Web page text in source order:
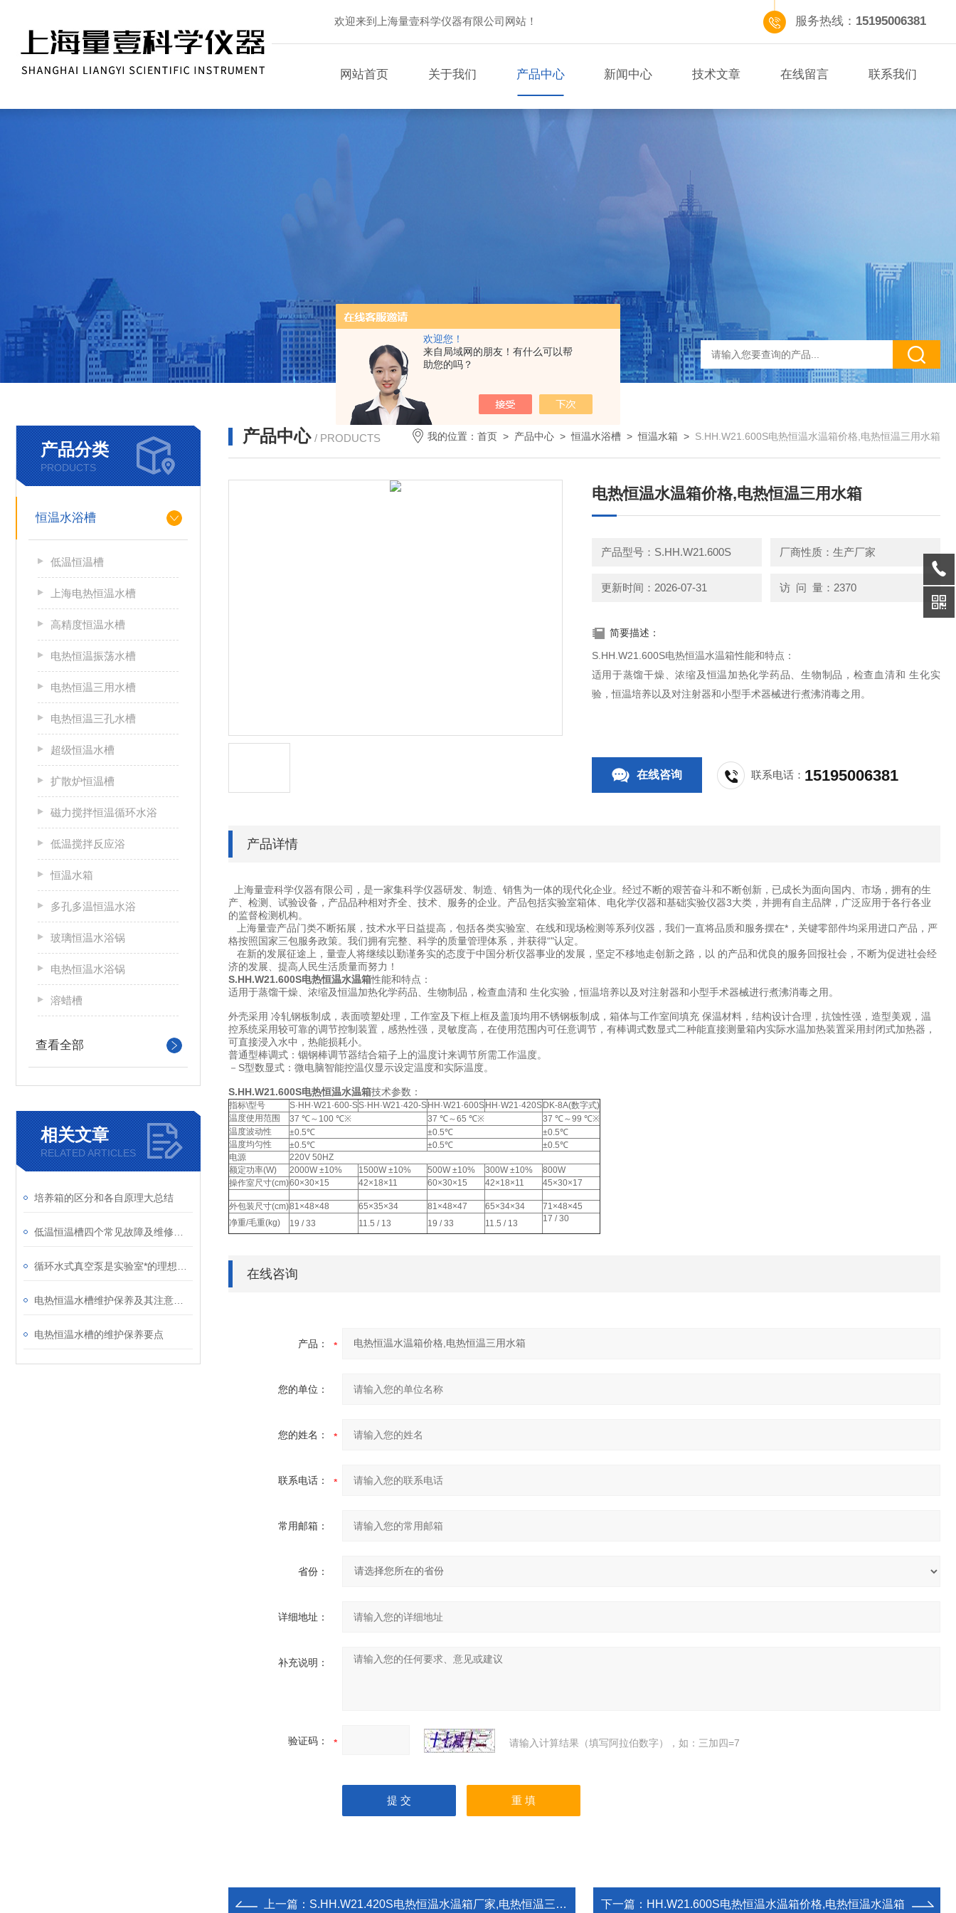
欢迎您！
来自局域网的朋友！有什么可以帮
助您的吗？
欢迎来到上海量壹科学仪器有限公司网站！ 服务热线： 15195006381
网站首页 关于我们 产品中心 新闻中心 技术文章 在线留言 联系我们
产品分类
PRODUCTS
恒温水浴槽
低温恒温槽
上海电热恒温水槽
高精度恒温水槽
电热恒温振荡水槽
电热恒温三用水槽
电热恒温三孔水槽
超级恒温水槽
扩散炉恒温槽
磁力搅拌恒温循环水浴
低温搅拌反应浴
恒温水箱
多孔多温恒温水浴
玻璃恒温水浴锅
电热恒温水浴锅
溶蜡槽
查看全部
相关文章
RELATED ARTICLES
培养箱的区分和各自原理大总结
电热恒温水槽的维护保养要点
产品中心 / PRODUCTS 我的位置： 首页 > 产品中心 >恒温水浴槽 >恒温水箱 > S.HH.W21.600S电热恒温水温箱价格,电热恒温三用水箱
电热恒温水温箱价格,电热恒温三用水箱
产品型号：S.HH.W21.600S 厂商性质：生产厂家
更新时间：2026-07-31 访 问 量：2370
简要描述：
S.HH.W21.600S电热恒温水温箱性能和特点：
适用于蒸馏干燥、浓缩及恒温加热化学药品、生物制品，检查血清和 生化实
验，恒温培养以及对注射器和小型手术器械进行煮沸消毒之用。
在线咨询 联系电话： 15195006381
产品详情
上海量壹科学仪器有限公司，是一家集科学仪器研发、制造、销售为一体的现代化企业。经过不断的艰苦奋斗和不断创新，已成长为面向国内、市场，拥有的生
产、检测、试验设备，产品品种相对齐全、技术、服务的企业。产品包括实验室箱体、电化学仪器和基础实验仪器3大类，并拥有自主品牌，广泛应用于各行各业
的监督检测机构。
上海量壹产品门类不断拓展，技术水平日益提高，包括各类实验室、在线和现场检测等系列仪器，我们一直将品质和服务摆在*，关键零部件均采用进口产品，严
格按照国家三包服务政策。我们拥有完整、科学的质量管理体系，并获得“"认定。
在新的发展征途上，量壹人将继续以勤谨务实的态度于中国分析仪器事业的发展，坚定不移地走创新之路，以 的产品和优良的服务回报社会，不断为促进社会经
济的发展、提高人民生活质量而努力！
S.HH.W21.600S电热恒温水温箱性能和特点：
适用于蒸馏干燥、浓缩及恒温加热化学药品、生物制品，检查血清和 生化实验，恒温培养以及对注射器和小型手术器械进行煮沸消毒之用。
外壳采用 冷轧钢板制成，表面喷塑处理，工作室及下框上框及盖顶均用不锈钢板制成，箱体与工作室间填充 保温材料，结构设计合理，抗蚀性强，造型美观，温
控系统采用较可靠的调节控制装置，感热性强，灵敏度高，在使用范围内可任意调节，有棒调式数显式二种能直接测量箱内实际水温加热装置采用封闭式加热器，
可直接浸入水中，热能损耗小。
普通型棒调式：铟钢棒调节器结合箱子上的温度计来调节所需工作温度。
－S型数显式：微电脑智能控温仪显示设定温度和实际温度。
S.HH.W21.600S电热恒温水温箱技术参数：
指标\型号 S·HH·W21·600-SS·HH·W21·420-S HH·W21·600S HH·W21·420S DK-8A(数字式)
温度使用范围
37 ℃～100 ℃※ 37 ℃～65 ℃※
37 ℃～99 ℃※
温度波动性
±0.5℃ ±0.5℃
±0.5℃
温度均匀性
±0.5℃ ±0.5℃
±0.5℃
电源
220V 50HZ
额定功率(W)
2000W ±10% 1500W ±10% 500W ±10% 300W ±10%
800W
操作室尺寸(cm)60×30×15 42×18×11 60×30×15 42×18×11 45×30×17
外包装尺寸(cm)81×48×48 65×35×34 81×48×47 65×34×34
71×48×45
净重/毛重(kg)
19 / 33 11.5 / 13 19 / 33 11.5 / 13 17 / 30
在线咨询
产品：
您的单位：
您的姓名：
联系电话：
常用邮箱：
省份：
详细地址：
补充说明：
验证码： 请输入计算结果（填写阿拉伯数字），如：三加四=7
上一篇： S.HH.W21.420S电热恒温水温箱厂家,电热恒温三用水箱 下一篇： HH.W21.600S电热恒温水温箱价格,电热恒温水温箱